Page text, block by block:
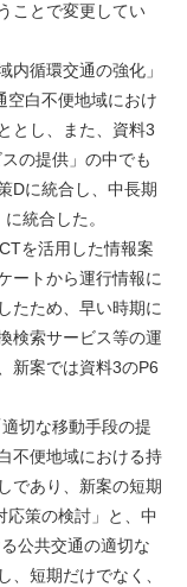
ことで変更してい
内循環交通の強化」
空白不便地域におけ
とし、また、資料3
の提供」の中でも
Dに統合し、中長期
統合した。
を活用した情報案
ートから運行情報に
たため、早い時期に
検索サービス等の運
新案では資料3のP6
切な移動手段の提
不便地域における持
であり、新案の短期
応策の検討」と、中
公共交通の適切な
、短期だけでなく、